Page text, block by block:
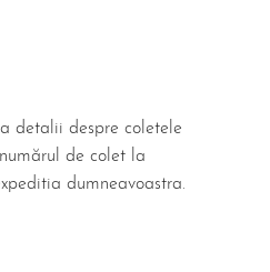
detalii despre coletele
de colet la
dumneavoastra.